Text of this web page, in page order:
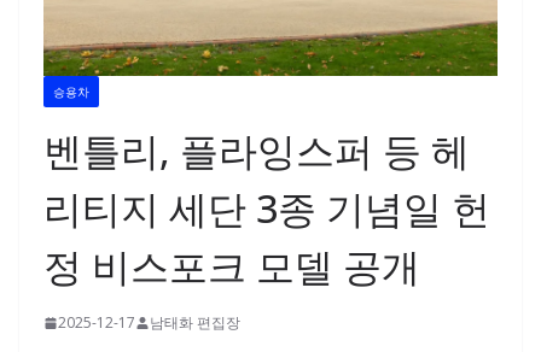
승용차
벤틀리, 플라잉스퍼 등 헤
리티지 세단 3종 기념일 헌
정 비스포크 모델 공개
2025-12-17 남태화 편집장